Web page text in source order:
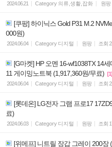
2024.06.21
Category 의류,생활,잡화 원팡
[쿠팡] 하이닉스 Gold P31 M.2
000원)
2024.06.04 Category 디지털 원팡 조회
[G마켓] HP 오멘 16-wf1038TX 14
11 게이밍노트북 (1,917,360원/무료)
[1]
2024.06.04
Category 디지털 원팡 조회
[롯데온] LG전자 그램 프로17
료)
2024.06.03 Category 디지털 원팡 조회
[위메프] 니트릴 장갑 그레이 200장